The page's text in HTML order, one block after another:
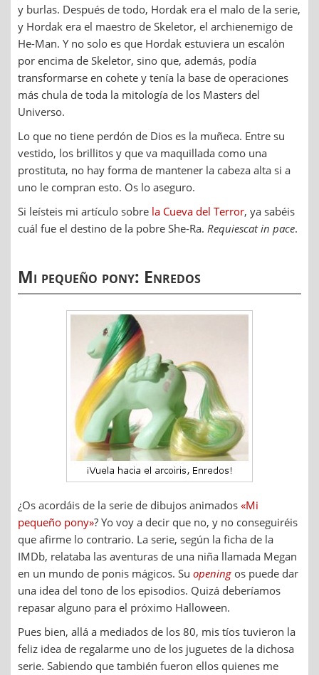
y burlas. Después de todo, Hordak era el malo de la serie,
y Hordak era el maestro de Skeletor, el archienemigo de
He-Man. Y no solo es que Hordak estuviera un escalón
por encima de Skeletor, sino que, además, podía
transformarse en cohete y tenía la base de operaciones
más chula de toda la mitología de los Masters del
Universo.
Lo que no tiene perdón de Dios es la muñeca. Entre su
vestido, los brillitos y que va maquillada como una
prostituta, no hay forma de mantener la cabeza alta si a
uno le compran esto. Os lo aseguro.
Si leísteis mi artículo sobre la Cueva del Terror, ya sabéis
cuál fue el destino de la pobre She-Ra. Requiescat in pace.
Mi pequeño pony: Enredos
¿Os acordáis de la serie de dibujos animados «Mi
pequeño pony»? Yo voy a decir que no, y no conseguiréis
que afirme lo contrario. La serie, según la ficha de la
IMDb, relataba las aventuras de una niña llamada Megan
en un mundo de ponis mágicos. Su opening os puede dar
una idea del tono de los episodios. Quizá deberíamos
repasar alguno para el próximo Halloween.
Pues bien, allá a mediados de los 80, mis tíos tuvieron la
feliz idea de regalarme uno de los juguetes de la dichosa
serie. Sabiendo que también fueron ellos quienes me